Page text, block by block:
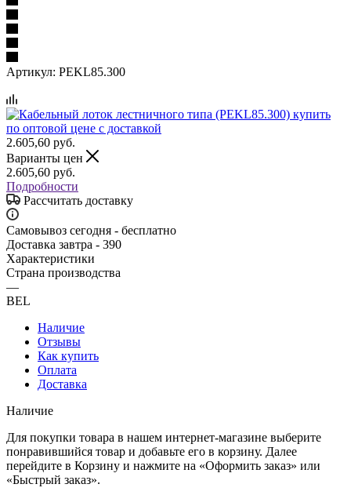
Артикул: PEKL85.300
2.605,60 руб.
Варианты цен
2.605,60 руб.
Подробности
Рассчитать доставку
Самовывоз сегодня - бесплатно
Доставка завтра - 390
Характеристики
Страна производства
—
BEL
Наличие
Отзывы
Как купить
Оплата
Доставка
Наличие
Для покупки товара в нашем интернет-магазине выберите
понравившийся товар и добавьте его в корзину. Далее
перейдите в Корзину и нажмите на «Оформить заказ» или
«Быстрый заказ».